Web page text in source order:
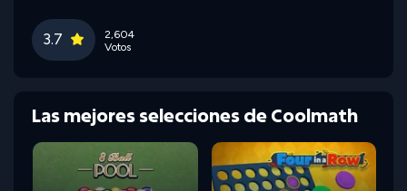
3.7
2,604
Votos
Las mejores selecciones de Coolmath